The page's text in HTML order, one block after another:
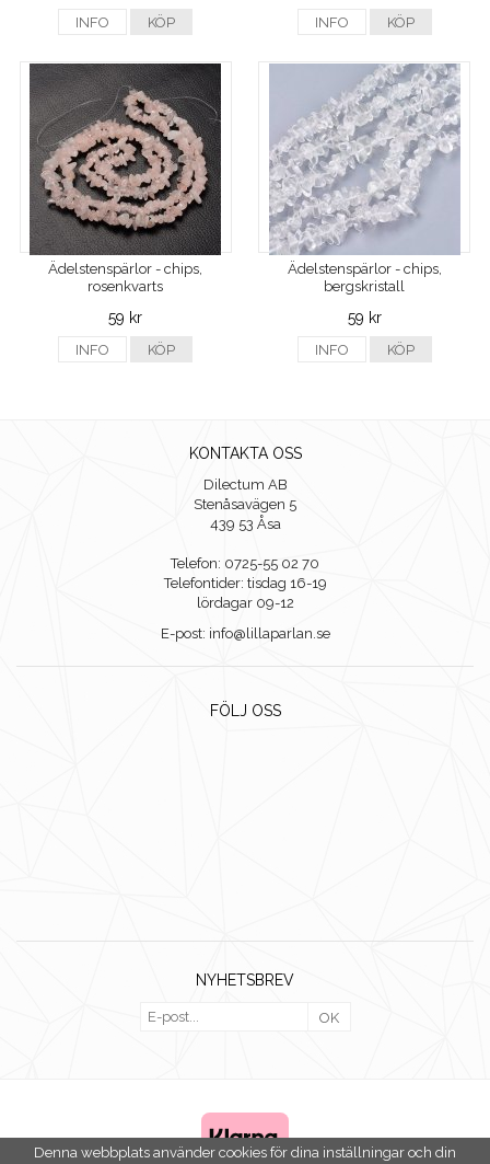
INFO KÖP INFO KÖP
Ädelstenspärlor - chips,
rosenkvarts
59 kr
INFO KÖP
Ädelstenspärlor - chips,
bergskristall
59 kr
INFO KÖP
KONTAKTA OSS
Dilectum AB
Stenåsavägen 5
439 53 Åsa
Telefon: 0725-55 02 70
Telefontider: tisdag 16-19
lördagar 09-12
E-post: info@lillaparlan.se
FÖLJ OSS
NYHETSBREV
OK
Denna webbplats använder cookies för dina inställningar och din